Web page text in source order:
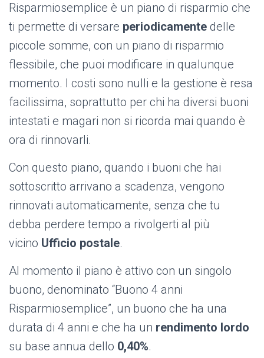
Risparmiosemplice è un piano di risparmio che
ti permette di versare periodicamente delle
piccole somme, con un piano di risparmio
flessibile, che puoi modificare in qualunque
momento. I costi sono nulli e la gestione è resa
facilissima, soprattutto per chi ha diversi buoni
intestati e magari non si ricorda mai quando è
ora di rinnovarli.
Con questo piano, quando i buoni che hai
sottoscritto arrivano a scadenza, vengono
rinnovati automaticamente, senza che tu
debba perdere tempo a rivolgerti al più
vicino Ufficio postale.
Al momento il piano è attivo con un singolo
buono, denominato “Buono 4 anni
Risparmiosemplice”, un buono che ha una
durata di 4 anni e che ha un rendimento lordo
su base annua dello 0,40%.